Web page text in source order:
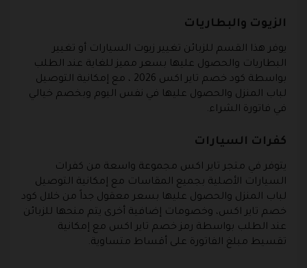
الزيوت والبطاريات
يوفر هذا القسم للزبائن تغيير زيوت السيارات أو تغيير
البطاريات والحصول عليها بسعر مميز للغاية عند الطلب
بواسطة كود خصم تاير اكس 2026 ، مع إمكانية التوصيل
لباب المنزل والحصول عليها في نفس اليوم وبخصم خيالي
في فاتورة الشراء.
كفرات السيارات
يتوفر في متجر تاير اكس مجموعة واسعة من كفرات
السيارات الأصلية بجميع المقاسات مع إمكانية التوصيل
لباب المنزل والحصول عليها بسعر معقول جداً من خلال كود
خصم تاير اكس، وخصومات إضافية أخرى يتم منحها للزبائن
عند الطلب بواسطة رمز خصم تاير اكس مع إمكانية
تقسيط مبلغ الفاتورة على أقساط متساوية.